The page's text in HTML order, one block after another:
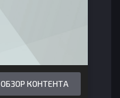
ОБЗОР КОНТЕНТА